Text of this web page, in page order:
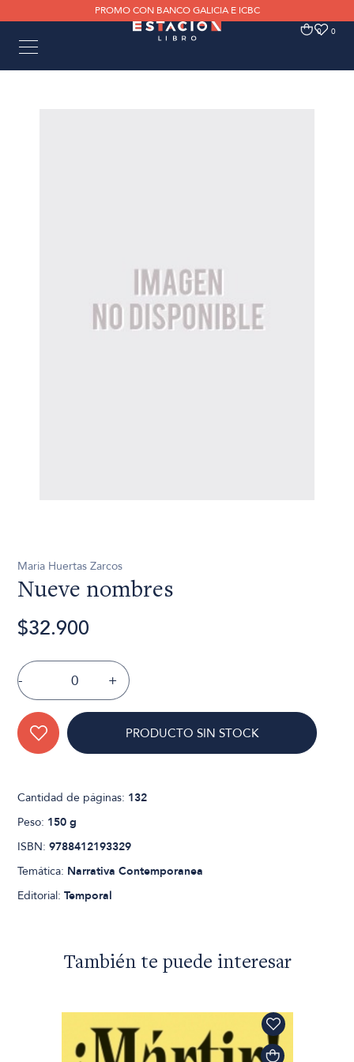
PROMO CON BANCO GALICIA E ICBC
0 0
Maria Huertas Zarcos
Nueve nombres
$32.900
- +
PRODUCTO SIN STOCK
Cantidad de páginas: 132
Peso: 150 g
ISBN:9788412193329
Temática: Narrativa Contemporanea
Editorial:Temporal
También te puede interesar